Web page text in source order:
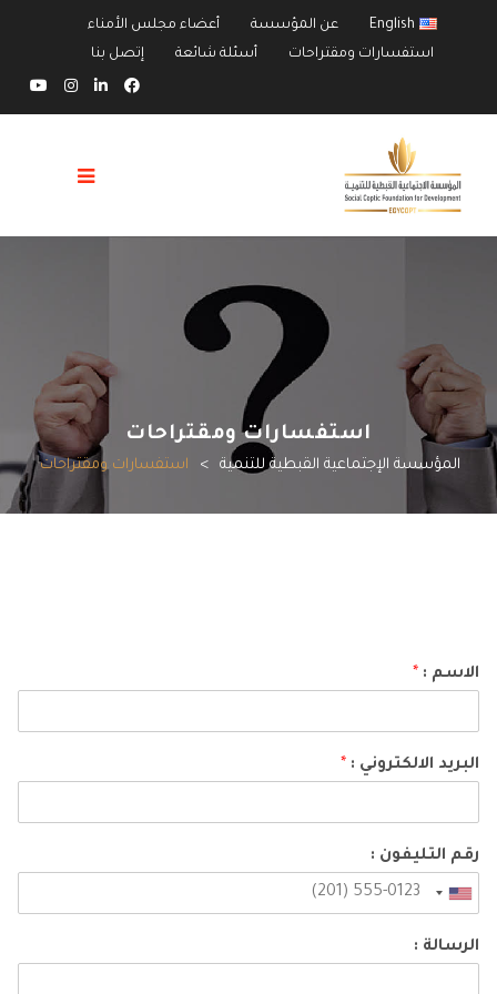
English عن المؤسسة
أعضاء مجلس الأمناء
استفسارات ومقتراحات
أسئلة شائعة إتصل بنا
استفسارات ومقتراحات
المؤسسة الإجتماعية القبطية للتنمية > استفسارات ومقتراحات
الاسم : *
البريد الالكتروني : *
رقم التليفون :
U
الرسالة :